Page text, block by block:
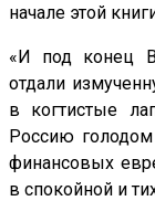
начале этой
«И под конец
отдали
в когтистые
Россию
финансовых
в спокойной и